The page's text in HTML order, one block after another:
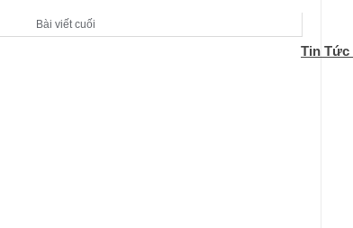
Bài viết cuối
Tin Tức